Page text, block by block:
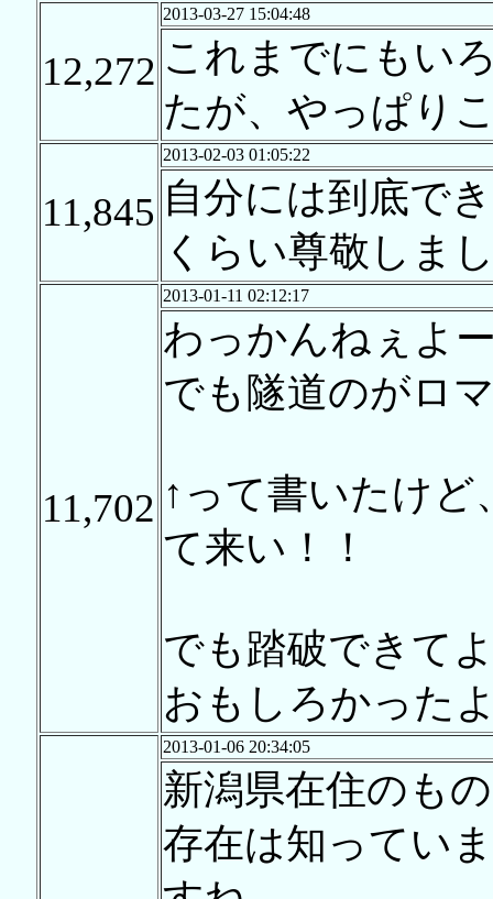
12,272
2013-03-27 15:04:48
これまでにもい
たが、やっぱり
11,845
2013-02-03 01:05:22
自分には到底で
くらい尊敬しま
11,702
2013-01-11 02:12:17
わっかんねぇよ
でも隧道のがロ
↑って書いたけ
て来い！！
でも踏破できて
おもしろかった
2013-01-06 20:34:05
新潟県在住のも
存在は知ってい